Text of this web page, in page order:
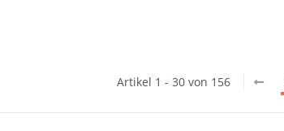
Artikel 1 - 30 von 156